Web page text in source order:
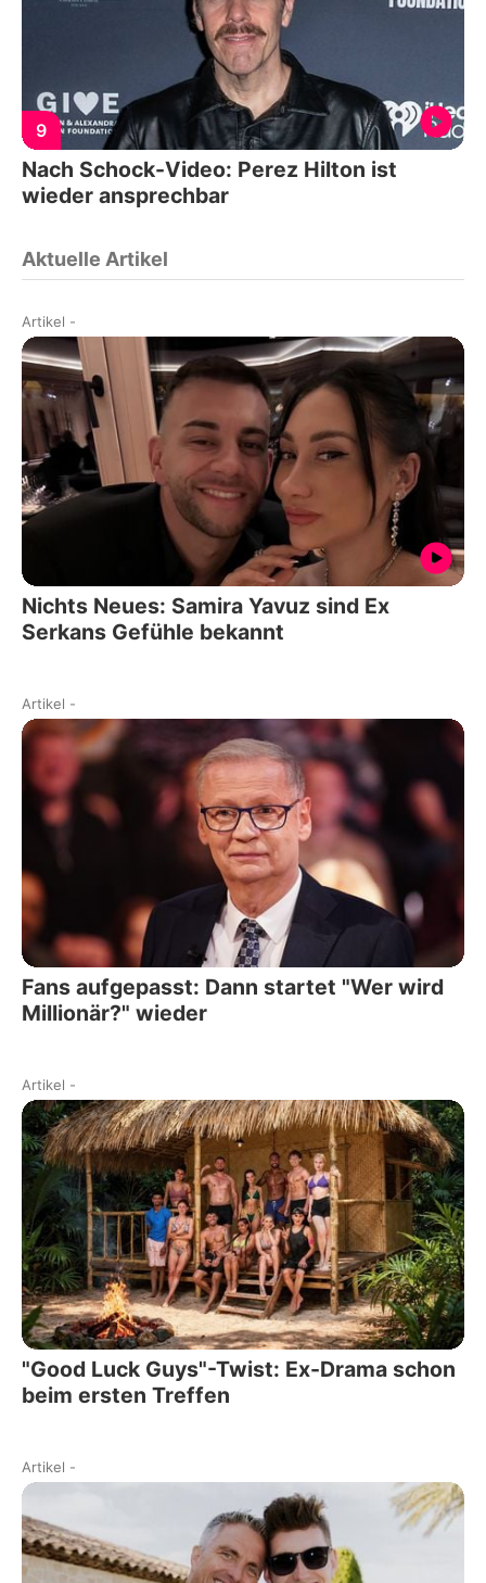
9
Nach Schock-Video: Perez Hilton ist
wieder ansprechbar
Aktuelle Artikel
Artikel -
Nichts Neues: Samira Yavuz sind Ex
Serkans Gefühle bekannt
Artikel -
Fans aufgepasst: Dann startet "Wer wird
Millionär?" wieder
Artikel -
"Good Luck Guys"-Twist: Ex-Drama schon
beim ersten Treffen
Artikel -